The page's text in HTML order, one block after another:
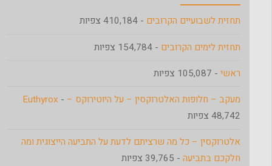
תחזית לשבועיים הקרובים - 410,184 צפיות
תחזית לימים הקרובים - 154,784 צפיות
ראשי - 105,087 צפיות
מעקב – חלופות האלטרוקסין – על היוטירוקס – Euthyrox -
48,742 צפיות
אלטרוקסין – כל מה שרציתם לדעת על התביעה הייצוגית ומה
חלקכם בתביעה - 39,765 צפיות